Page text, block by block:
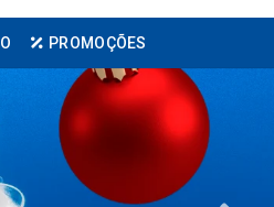
PROMOÇÕES